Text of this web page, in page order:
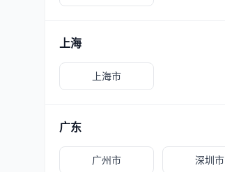
上海
上海市
广东
广州市 深圳市